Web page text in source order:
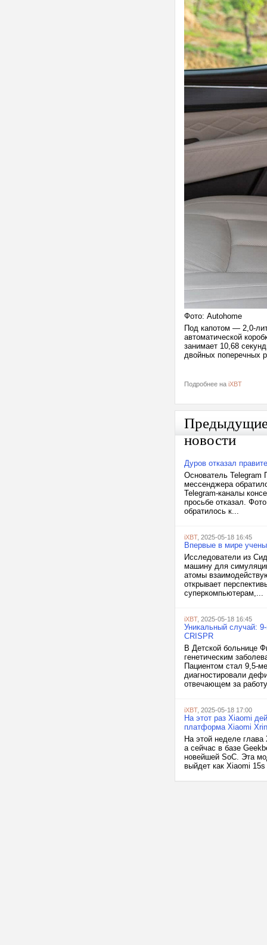
Фото: Autohome
Под капотом — 2,0-
автоматической
занимает 10,68
двойных поперечных
Подробнее на iXBT
новости
Дуров отказал
Основатель Telegram
мессенджера
Telegram-каналы
просьбе отказал.
обратилось к...
iXBT, 2025-05-18 16:45
Впервые в мире
Исследователи из
машину для
атомы
открывает
суперкомпьютерам,...
iXBT, 2025-05-18 16:45
Уникальный случай:
CRISPR
В Детской больнице
генетическим
Пациентом стал 9,5-
диагностировали
отвечающем за
iXBT, 2025-05-18 17:00
На этот раз Xiaomi
платформа Xiaomi
На этой неделе глава
а сейчас в базе
новейшей SoC. Эта
выйдет как Xiaomi